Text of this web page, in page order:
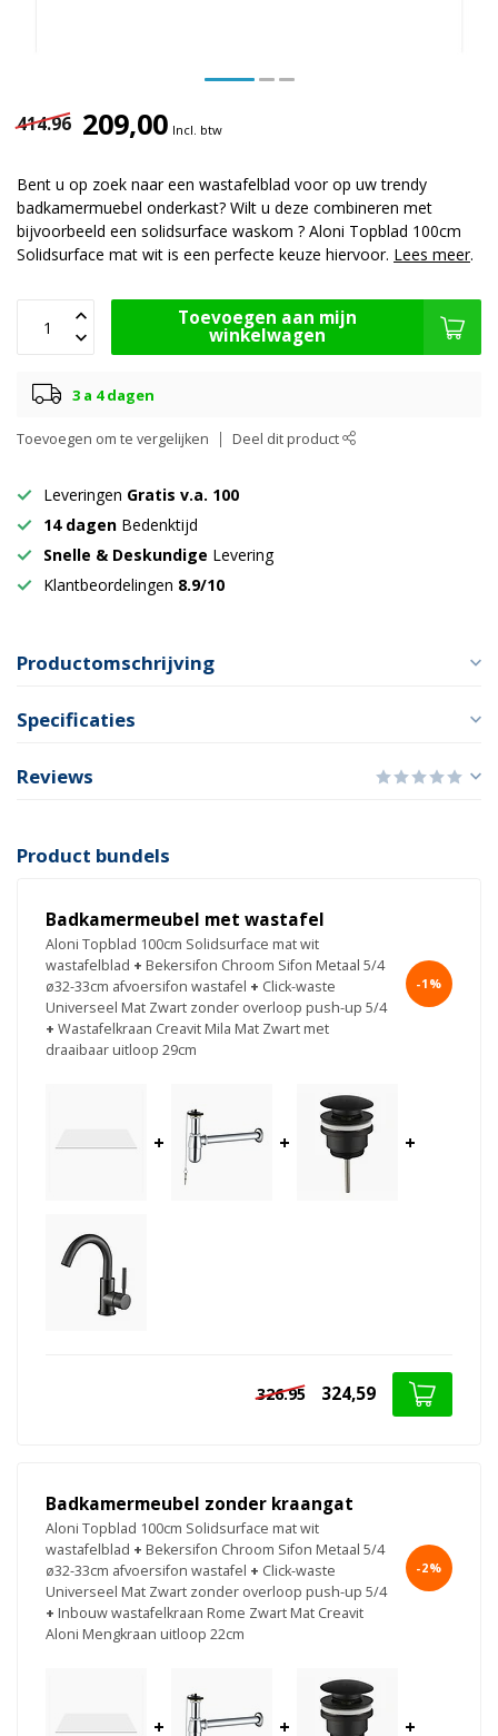
414.96 209,00 Incl. btw
Bent u op zoek naar een wastafelblad voor op uw trendy
badkamermuebel onderkast? Wilt u deze combineren met
bijvoorbeeld een solidsurface waskom ? Aloni Topblad 100cm
Solidsurface mat wit is een perfecte keuze hiervoor. Lees meer.
Toevoegen aan mijn
winkelwagen
3 a 4 dagen
Toevoegen om te vergelijken Deel dit product
Leveringen Gratis v.a. 100
14 dagen Bedenktijd
Snelle & Deskundige Levering
Klantbeordelingen 8.9/10
Productomschrijving
Specificaties
Reviews
Product bundels
Badkamermeubel met wastafel
Aloni Topblad 100cm Solidsurface mat wit
wastafelblad + Bekersifon Chroom Sifon Metaal 5/4
ø32-33cm afvoersifon wastafel + Click-waste
Universeel Mat Zwart zonder overloop push-up 5/4
+ Wastafelkraan Creavit Mila Mat Zwart met
draaibaar uitloop 29cm
-1%
+ + +
326.95 324,59
Badkamermeubel zonder kraangat
Aloni Topblad 100cm Solidsurface mat wit
wastafelblad + Bekersifon Chroom Sifon Metaal 5/4
ø32-33cm afvoersifon wastafel + Click-waste
Universeel Mat Zwart zonder overloop push-up 5/4
+ Inbouw wastafelkraan Rome Zwart Mat Creavit
Aloni Mengkraan uitloop 22cm
-2%
+ + +